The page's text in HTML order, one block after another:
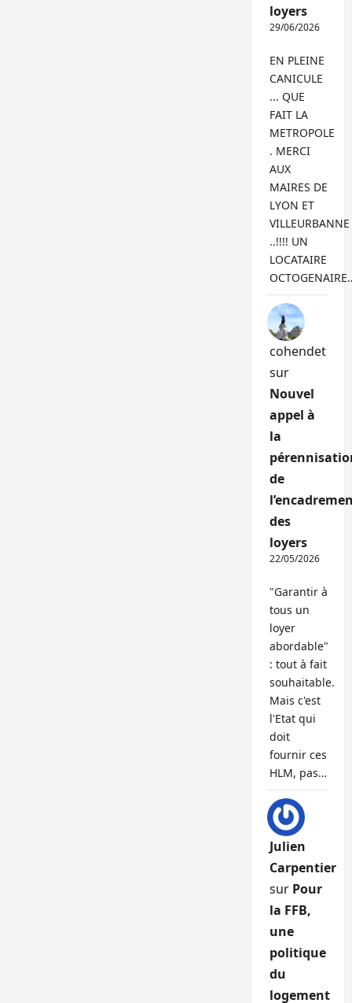
loyers
29/06/2026
EN PLEINE
CANICULE
... QUE
FAIT LA
METROPOLE
. MERCI
AUX
MAIRES DE
LYON ET
VILLEURBANNE
..!!!! UN
LOCATAIRE
cohendet
sur
Nouvel
appel à
la
de
des
loyers
22/05/2026
"Garantir à
tous un
loyer
abordable"
: tout à fait
souhaitable.
Mais c'est
l'Etat qui
doit
fournir ces
HLM, pas…
Julien
Carpentier
sur Pour
la FFB,
une
politique
du
logement